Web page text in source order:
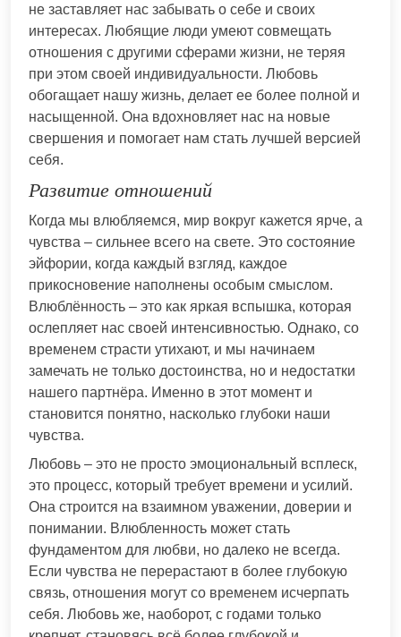
не заставляет нас забывать о себе и своих
интересах. Любящие люди умеют совмещать
отношения с другими сферами жизни, не теряя
при этом своей индивидуальности. Любовь
обогащает нашу жизнь, делает ее более полной и
насыщенной. Она вдохновляет нас на новые
свершения и помогает нам стать лучшей версией
себя.
Развитие отношений
Когда мы влюбляемся, мир вокруг кажется ярче, а
чувства – сильнее всего на свете. Это состояние
эйфории, когда каждый взгляд, каждое
прикосновение наполнены особым смыслом.
Влюблённость – это как яркая вспышка, которая
ослепляет нас своей интенсивностью. Однако, со
временем страсти утихают, и мы начинаем
замечать не только достоинства, но и недостатки
нашего партнёра. Именно в этот момент и
становится понятно, насколько глубоки наши
чувства.
Любовь – это не просто эмоциональный всплеск,
это процесс, который требует времени и усилий.
Она строится на взаимном уважении, доверии и
понимании. Влюбленность может стать
фундаментом для любви, но далеко не всегда.
Если чувства не перерастают в более глубокую
связь, отношения могут со временем исчерпать
себя. Любовь же, наоборот, с годами только